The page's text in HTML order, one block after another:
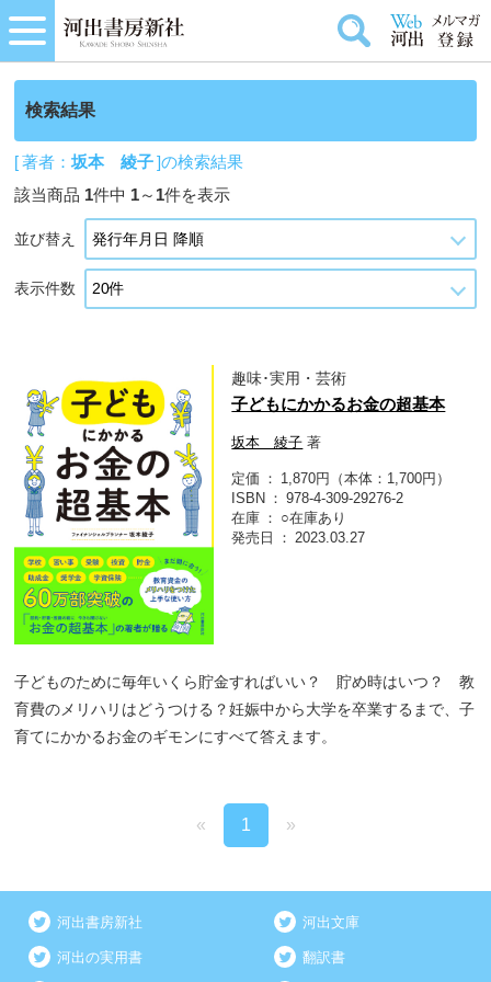
検索結果
[ 著者：坂本 綾子]の検索結果
該当商品 1件中 1～ 1件を表示
並び替え
表示件数
趣味･実用・芸術
子どもにかかるお金の超基本
坂本 綾子 著
定価
1,870円（本体：1,700円）
ISBN
978-4-309-29276-2
在庫
○在庫あり
発売日
2023.03.27
子どものために毎年いくら貯金すればいい？ 貯め時はいつ？ 教
育費のメリハリはどうつける？妊娠中から大学を卒業するまで、子
育てにかかるお金のギモンにすべて答えます。
« 1 »
河出書房新社 河出文庫
河出の実用書 翻訳書